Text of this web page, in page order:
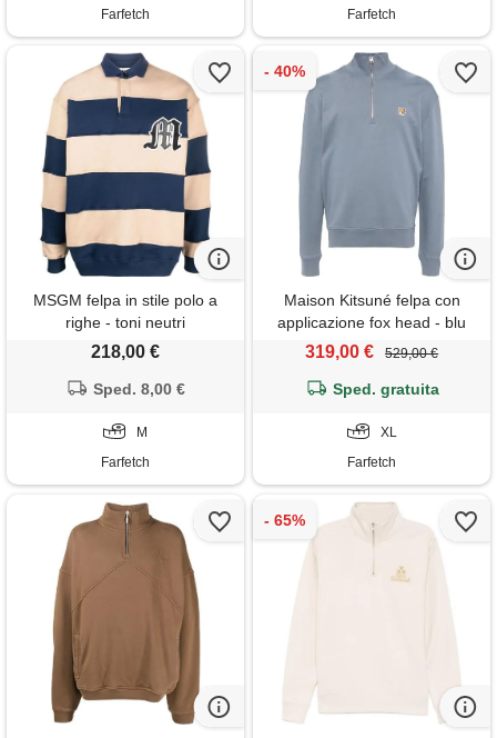
Farfetch Farfetch
MSGM felpa in stile polo a
righe - toni neutri
218,00 €
Sped. 8,00 €
M
Farfetch
Maison Kitsuné felpa con
applicazione fox head - blu
319,00 € 529,00 €
Sped. gratuita
XL
Farfetch